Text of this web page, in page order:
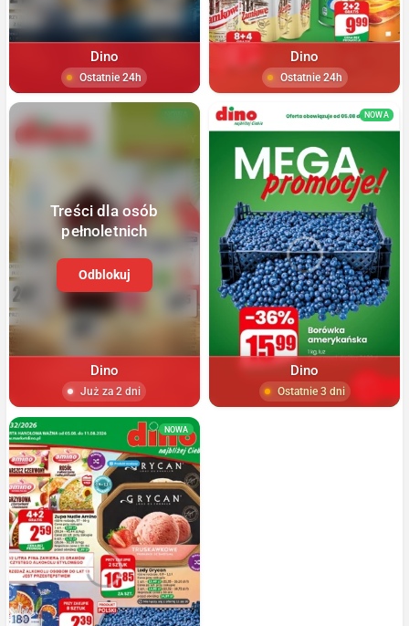
Dino
Ostatnie 24h
Dino
Ostatnie 24h
Treści dla osób
pełnoletnich
Odblokuj
Dino
Już za 2 dni
NOWA
Dino
Ostatnie 3 dni
NOWA